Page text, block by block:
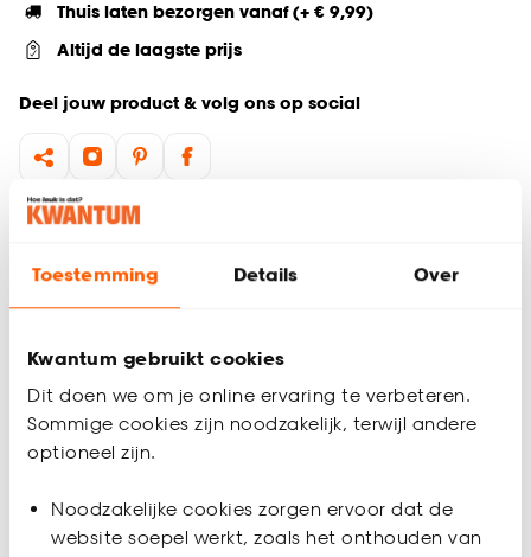
Toestemming Details Over
Kwantum gebruikt cookies
Dit doen we om je online ervaring te verbeteren.
Sommige cookies zijn noodzakelijk, terwijl andere
optioneel zijn.
Noodzakelijke cookies zorgen ervoor dat de
website soepel werkt, zoals het onthouden van
Thuis laten bezorgen vanaf (+ € 9,99)
Altijd de laagste prijs
Deel jouw product & volg ons op social
Productomschrijving
160x230 cm
100% polypropyleen
Geschikt voor binnen én buiten
Met buitenkleed Albury breid je je woonkamer uit naar de
tuin. Het buitenkleed heeft een leuk patroon en geeft veel
sfeer en charme aan je tuin, balkon of terras. Buitenkleed
gemakkelijk af te nemen is met een vochtige doek, perfect
voor buiten. Daarnaast is het kleed ook geschikt voor binnen
Artikelnummer 4318469